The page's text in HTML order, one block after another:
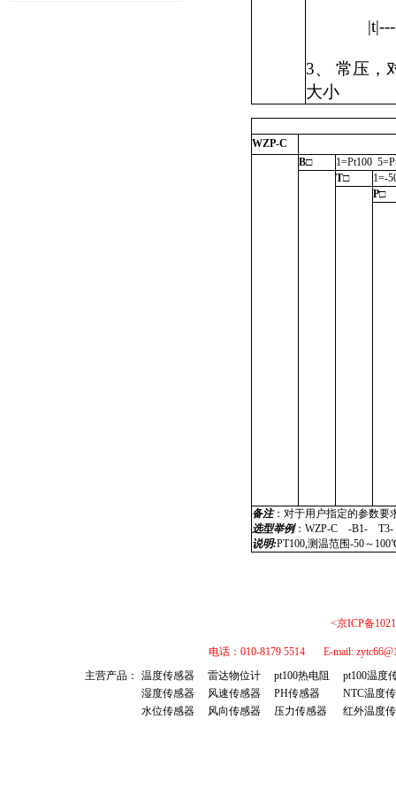
|t|---实
3、 常压，
大小
WZP-C
B□
1=Pt100
T□
1=-
P□
备注： 对于用户指定的参数要
选型举例： WZP-C -B1-
说明:PT100,测温范围-50～
<京ICP备
电话：010-8179 5514 E-mail:
主营产品：
温度传感器 雷达物位计 pt100热电阻
pt100温度
湿度传感器
风速传感器 PH传感器
NTC温度
水位传感器
风向传感器 压力传感器 红外温度